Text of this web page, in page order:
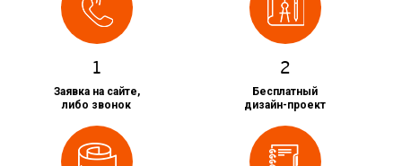
1
Заявка на сайте,
либо звонок
2
Бесплатный
дизайн-проект